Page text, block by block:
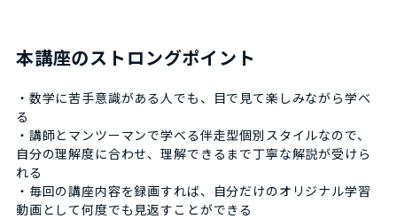
本講座のストロングポイント
・数学に苦手意識がある人でも、目で見て楽しみながら学べ
る
・講師とマンツーマンで学べる伴走型個別スタイルなので、
自分の理解度に合わせ、理解できるまで丁寧な解説が受けら
れる
・毎回の講座内容を録画すれば、自分だけのオリジナル学習
動画として何度でも見返すことができる